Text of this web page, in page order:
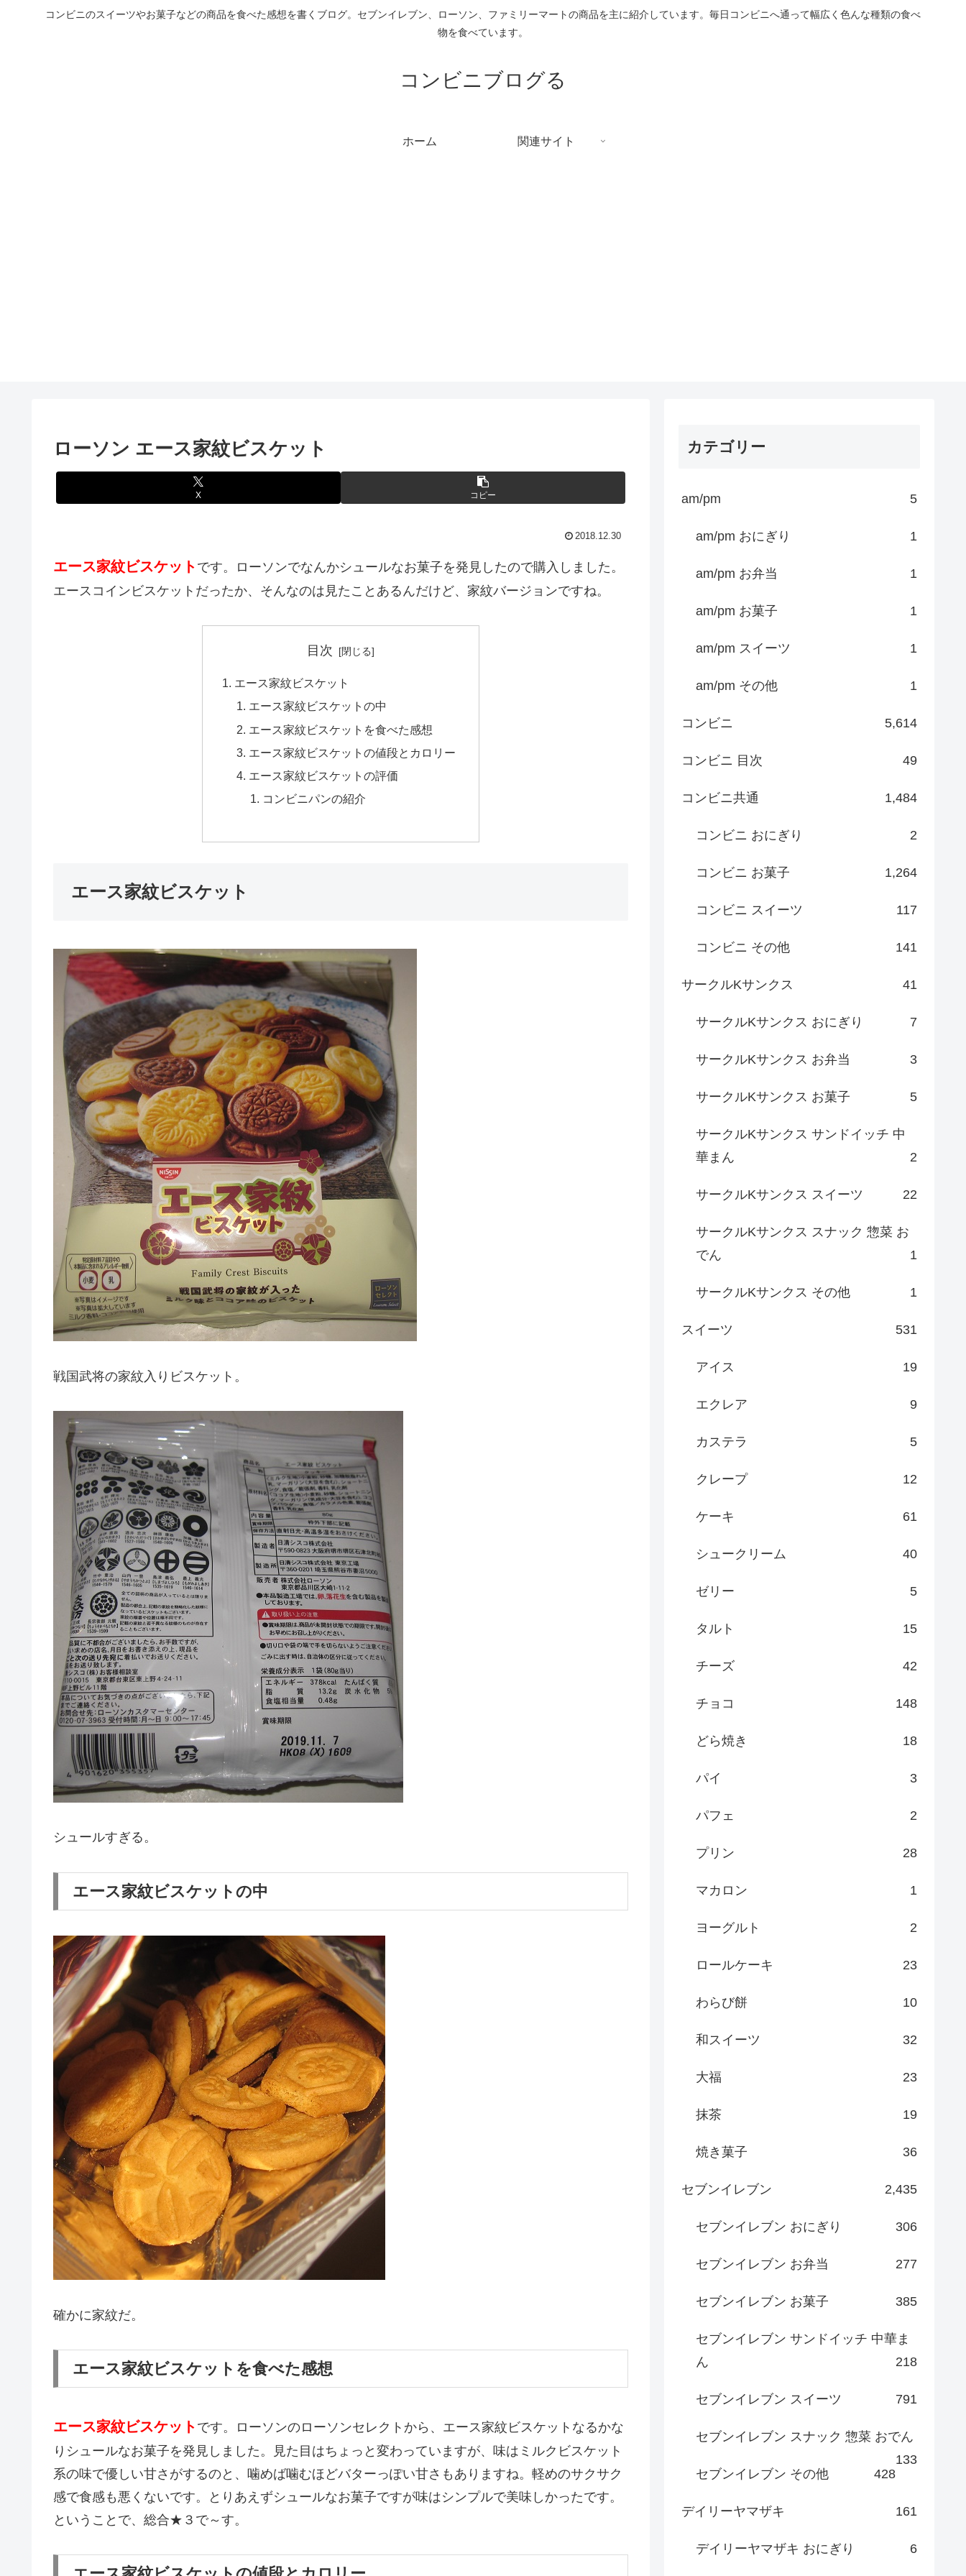
コンビニのスイーツやお菓子などの商品を食べた感想を書くブログ。セブンイレブン、ローソン、ファミリーマートの商品を主に紹介しています。毎日コンビニへ通って幅広く色んな種類の食べ
物を食べています。
コンビニブログる
ホーム 関連サイト
ローソン エース家紋ビスケット
X コピー
2018.12.30
エース家紋ビスケット です。ローソンでなんかシュールなお菓子を発見したので購入しました。
エースコインビスケットだったか、そんなのは見たことあるんだけど、家紋バージョンですね。
目次
エース家紋ビスケット
エース家紋ビスケットの中
エース家紋ビスケットを食べた感想
エース家紋ビスケットの値段とカロリー
エース家紋ビスケットの評価
コンビニパンの紹介
エース家紋ビスケット
戦国武将の家紋入りビスケット。
シュールすぎる。
エース家紋ビスケットの中
確かに家紋だ。
エース家紋ビスケットを食べた感想
エース家紋ビスケット です。ローソンのローソンセレクトから、エース家紋ビスケットなるかな
りシュールなお菓子を発見しました。見た目はちょっと変わっていますが、味はミルクビスケット
系の味で優しい甘さがするのと、噛めば噛むほどバターっぽい甘さもありますね。軽めのサクサク
感で食感も悪くないです。とりあえずシュールなお菓子ですが味はシンプルで美味しかったです。
ということで、総合★３で～す。
カテゴリー
am/pm 5
am/pm おにぎり 1
am/pm お弁当 1
am/pm お菓子 1
am/pm スイーツ 1
am/pm その他 1
コンビニ 5,614
コンビニ 目次 49
コンビニ共通 1,484
コンビニ おにぎり 2
コンビニ お菓子 1,264
コンビニ スイーツ 117
コンビニ その他 141
サークルKサンクス 41
サークルKサンクス おにぎり 7
サークルKサンクス お弁当 3
サークルKサンクス お菓子 5
サークルKサンクス サンドイッチ 中
華まん
2
サークルKサンクス スイーツ 22
サークルKサンクス スナック 惣菜 お
でん
1
サークルKサンクス その他 1
スイーツ 531
アイス 19
エクレア 9
カステラ 5
クレープ 12
ケーキ 61
シュークリーム 40
ゼリー 5
タルト 15
チーズ 42
チョコ 148
どら焼き 18
パイ 3
パフェ 2
プリン 28
マカロン 1
ヨーグルト 2
ロールケーキ 23
わらび餅 10
和スイーツ 32
大福 23
抹茶 19
焼き菓子 36
セブンイレブン 2,435
セブンイレブン おにぎり 306
セブンイレブン お弁当 277
セブンイレブン お菓子 385
セブンイレブン サンドイッチ 中華ま
ん
218
セブンイレブン スイーツ 791
セブンイレブン スナック 惣菜 おでん
133
セブンイレブン その他
428
デイリーヤマザキ 161
デイリーヤマザキ おにぎり 6